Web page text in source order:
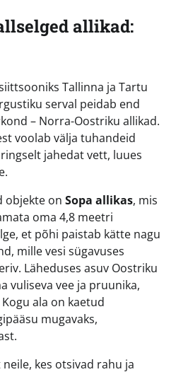
allikad:
Tallinna ja Tartu
serval peidab end
– Norra-Oostriku allikad.
voolab välja tuhandeid
jahedat vett, luues
objekte on Sopa allikas, mis
oma 4,8 meetri
et põhi paistab kätte nagu
mille vesi sügavuses
Läheduses asuv Oostriku
vuliseva vee ja pruunika,
ala on kaetud
mugavaks,
kes otsivad rahu ja